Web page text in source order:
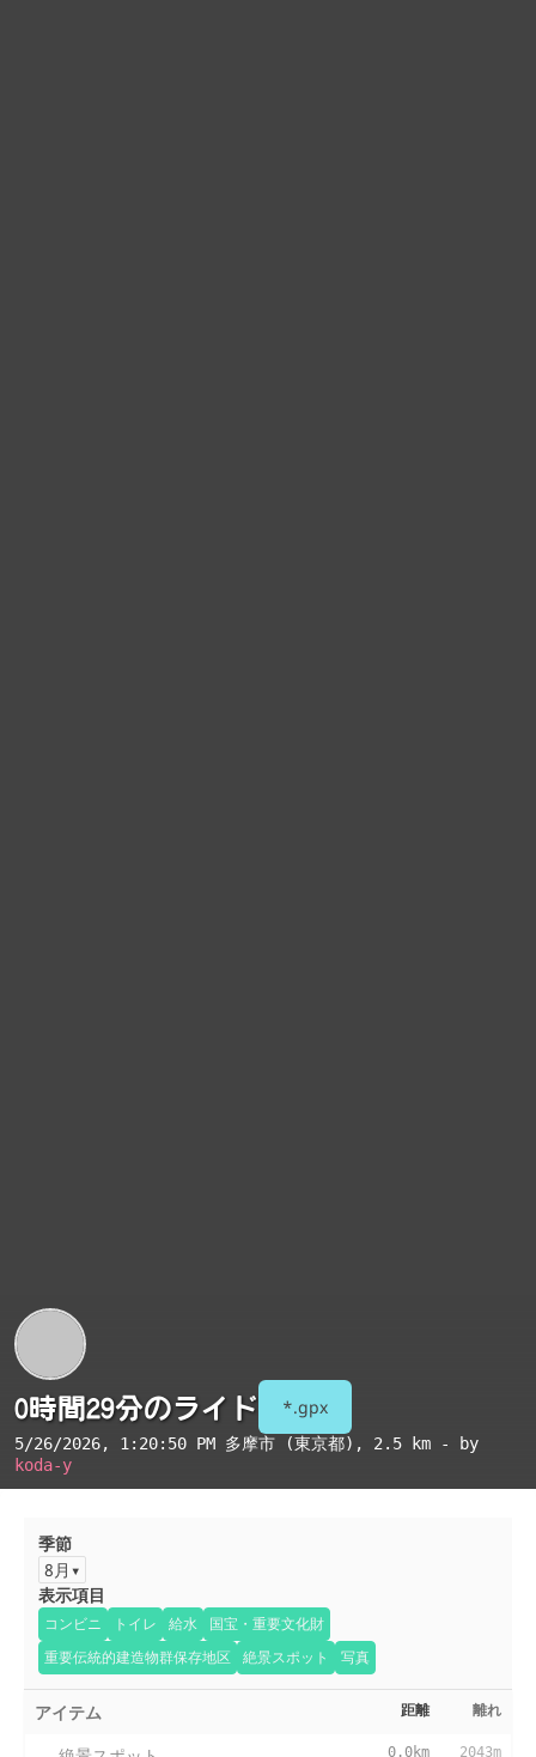
0時間29分のライド *.gpx
5/26/2026, 1:20:50 PM 多摩市 (東京都) , 2.5 km - by
koda-y
季節
8月
表示項目
コンビニ トイレ 給水
国宝・重要文化財
重要伝統的建造物群保存地区
絶景スポット 写真
アイテム 距離 離れ
0.0km 2043m